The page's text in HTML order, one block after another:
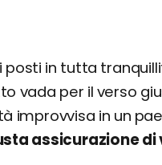
in tutta
vada per il verso
improvvisa in un
assicurazione di